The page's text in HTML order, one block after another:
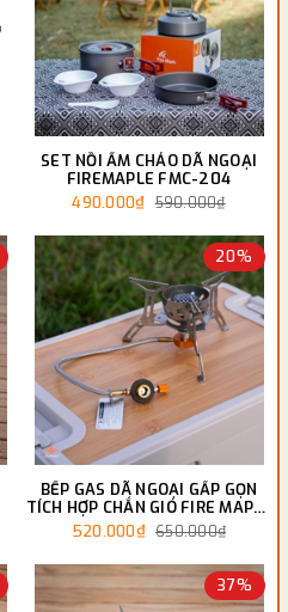
SET NỒI ẤM CHẢO DÃ NGOẠI
FIREMAPLE FMC-204
490.000₫ 590.000₫
20%
BẾP GAS DÃ NGOẠI GẤP GỌN
TÍCH HỢP CHẮN GIÓ FIRE MAPLE
SPARK FMS-121
520.000₫ 650.000₫
37%